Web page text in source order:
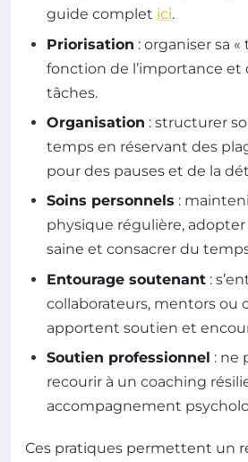
guide complet ici.
Priorisation : organiser sa
fonction de l’importance et
tâches.
Organisation : structurer
temps en réservant des
pour des pauses et de la
Soins personnels :
physique régulière,
saine et consacrer du
Entourage soutenant :
collaborateurs, mentors ou
apportent soutien et
Soutien professionnel : ne
recourir à un coaching
accompagnement
Ces pratiques permettent un